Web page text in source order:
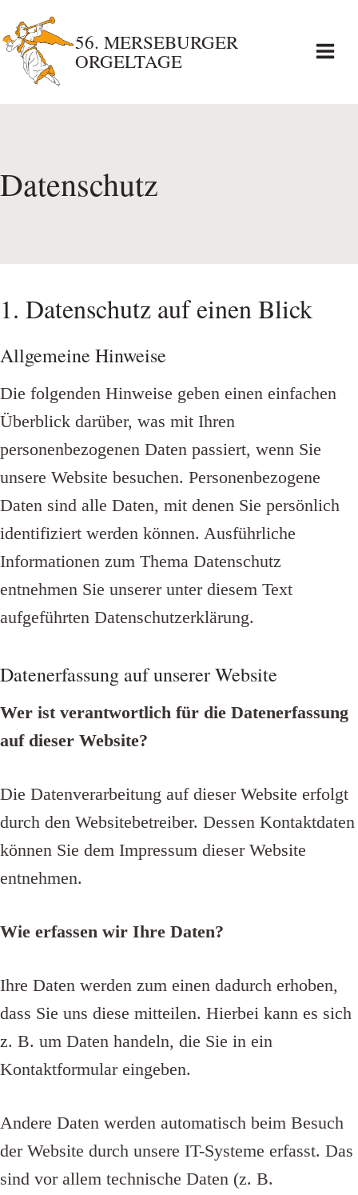
Inhalt
springen
56. MERSEBURGER
ORGELTAGE
Datenschutz
1. Datenschutz auf einen Blick
Allgemeine Hinweise
Die folgenden Hinweise geben einen einfachen
Überblick darüber, was mit Ihren
personenbezogenen Daten passiert, wenn Sie
unsere Website besuchen. Personenbezogene
Daten sind alle Daten, mit denen Sie persönlich
identifiziert werden können. Ausführliche
Informationen zum Thema Datenschutz
entnehmen Sie unserer unter diesem Text
aufgeführten Datenschutzerklärung.
Datenerfassung auf unserer Website
Wer ist verantwortlich für die Datenerfassung
auf dieser Website?
Die Datenverarbeitung auf dieser Website erfolgt
durch den Websitebetreiber. Dessen Kontaktdaten
können Sie dem Impressum dieser Website
entnehmen.
Wie erfassen wir Ihre Daten?
Ihre Daten werden zum einen dadurch erhoben,
dass Sie uns diese mitteilen. Hierbei kann es sich
z. B. um Daten handeln, die Sie in ein
Kontaktformular eingeben.
Andere Daten werden automatisch beim Besuch
der Website durch unsere IT-Systeme erfasst. Das
sind vor allem technische Daten (z. B.